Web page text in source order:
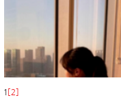
1 [2]